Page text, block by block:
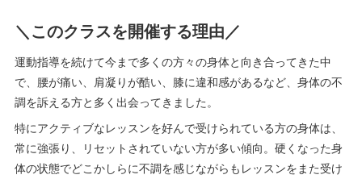
＼このクラスを開催する理由／
運動指導を続けて今まで多くの方々の身体と向き合ってきた中
で、腰が痛い、肩凝りが酷い、膝に違和感があるなど、身体の不
調を訴える方と多く出会ってきました。
特にアクティブなレッスンを好んで受けられている方の身体は、
常に強張り、リセットされていない方が多い傾向。硬くなった身
体の状態でどこかしらに不調を感じながらもレッスンをまた受け